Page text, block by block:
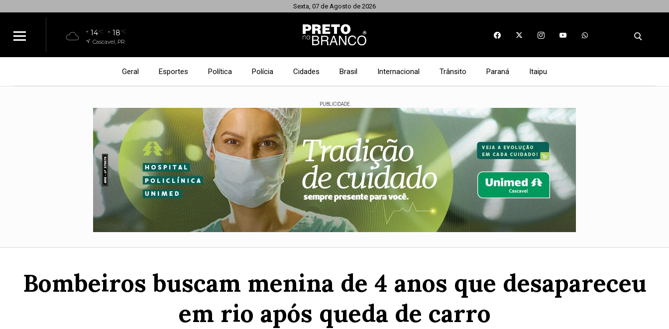
Sexta, 07 de Agosto de 2026
14°C 18°C
Cascavel, PR
Geral Esportes Política Polícia Cidades Brasil Internacional Trânsito Paraná Itaipu
PUBLICIDADE
Bombeiros buscam menina de 4 anos que desapareceu
em rio após queda de carro